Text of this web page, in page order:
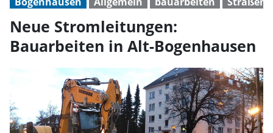
Neue Stromleitungen:
Bauarbeiten in Alt-Bogenhausen